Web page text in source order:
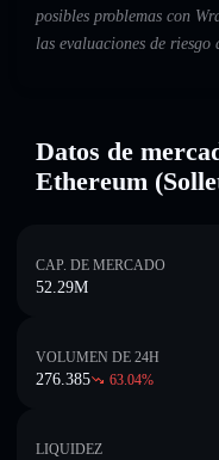
posibles problemas con
las evaluaciones de riesgo
Datos de
Ethereum
CAP. DE MERCADO
52.29M
VOLUMEN DE 24H
276.385 63.04%
LIQUIDEZ